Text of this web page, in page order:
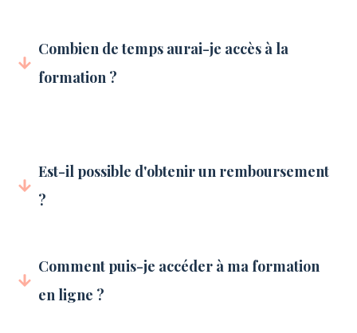
Combien de temps aurai-je accès à la
formation ?
Est-il possible d'obtenir un remboursement
?
Comment puis-je accéder à ma formation
en ligne ?